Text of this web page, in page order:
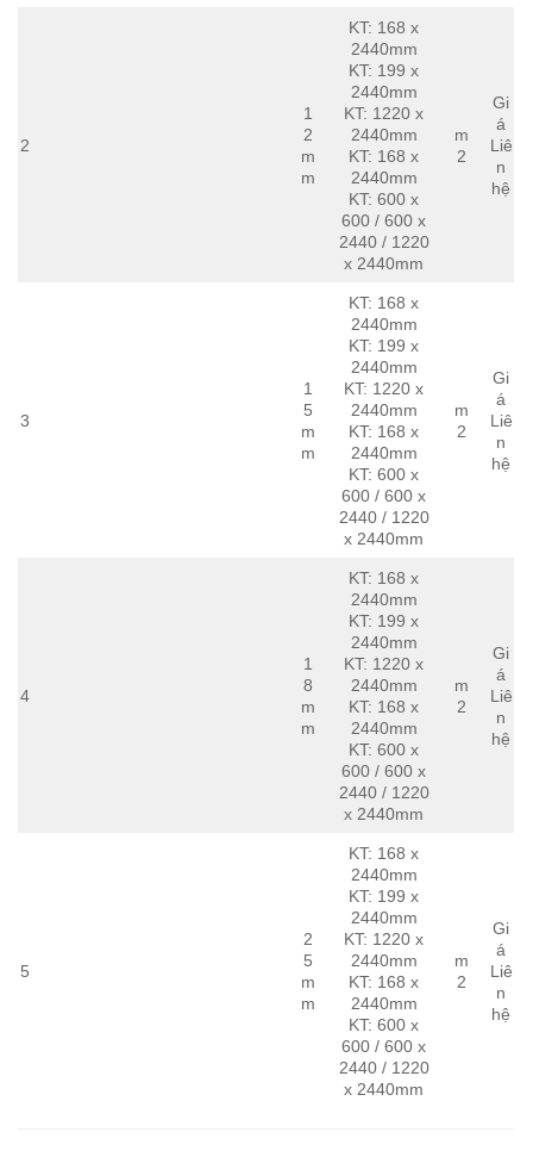
2
1
2
m
m
KT: 168 x
2440mm
KT: 199 x
2440mm
KT: 1220 x
2440mm
KT: 168 x
2440mm
KT: 600 x
600 / 600 x
2440 / 1220
x 2440mm
m
2
Gi
á
Liê
n
hệ
3
1
5
m
m
KT: 168 x
2440mm
KT: 199 x
2440mm
KT: 1220 x
2440mm
KT: 168 x
2440mm
KT: 600 x
600 / 600 x
2440 / 1220
x 2440mm
m
2
Gi
á
Liê
n
hệ
4
1
8
m
m
KT: 168 x
2440mm
KT: 199 x
2440mm
KT: 1220 x
2440mm
KT: 168 x
2440mm
KT: 600 x
600 / 600 x
2440 / 1220
x 2440mm
m
2
Gi
á
Liê
n
hệ
5
2
5
m
m
KT: 168 x
2440mm
KT: 199 x
2440mm
KT: 1220 x
2440mm
KT: 168 x
2440mm
KT: 600 x
600 / 600 x
2440 / 1220
x 2440mm
m
2
Gi
á
Liê
n
hệ